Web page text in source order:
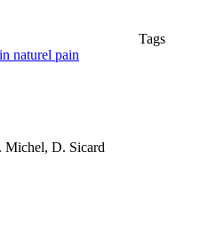
Tags
naturel pain
Michel, D. Sicard